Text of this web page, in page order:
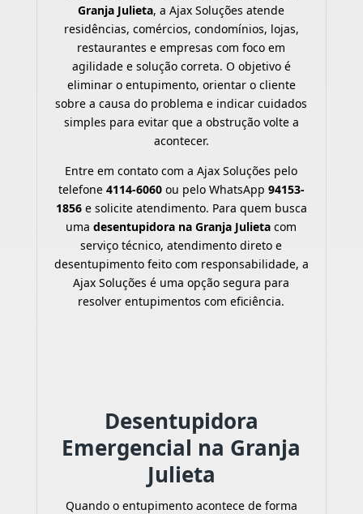
Granja Julieta, a Ajax Soluções atende
residências, comércios, condomínios, lojas,
restaurantes e empresas com foco em
agilidade e solução correta. O objetivo é
eliminar o entupimento, orientar o cliente
sobre a causa do problema e indicar cuidados
simples para evitar que a obstrução volte a
acontecer.
Entre em contato com a Ajax Soluções pelo
telefone 4114-6060ou pelo WhatsApp 94153-
1856e solicite atendimento. Para quem busca
umadesentupidora na Granja Julieta com
serviço técnico, atendimento direto e
desentupimento feito com responsabilidade, a
Ajax Soluções é uma opção segura para
resolver entupimentos com eficiência.
Desentupidora
Emergencial na Granja
Julieta
Quando o entupimento acontece de forma